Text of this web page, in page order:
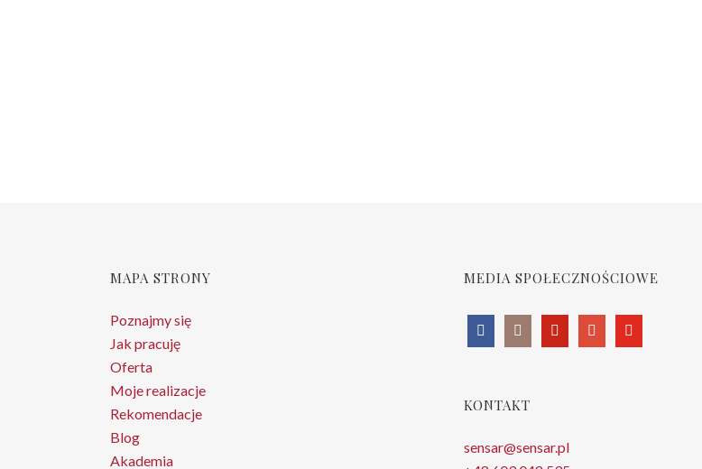
MAPA STRONY
Poznajmy się
Jak pracuję
Oferta
Moje realizacje
Rekomendacje
Blog
Akademia
MEDIA SPOŁECZNOŚCIOWE
KONTAKT
sensar@sensar.pl